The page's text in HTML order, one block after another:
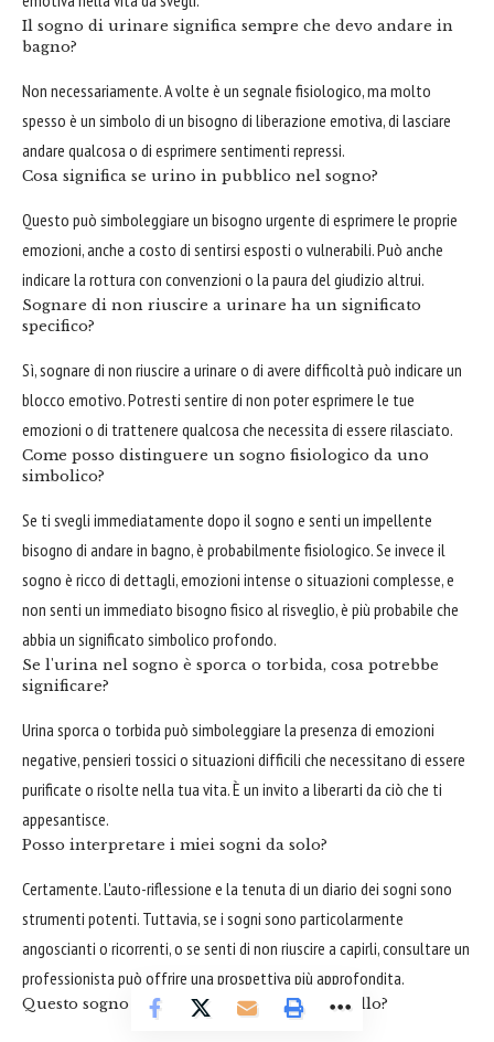
Il sogno di urinare significa sempre che devo andare in
bagno?
Non necessariamente. A volte è un segnale fisiologico, ma molto
spesso è un simbolo di un bisogno di liberazione emotiva, di lasciare
andare qualcosa o di esprimere sentimenti repressi.
Cosa significa se urino in pubblico nel sogno?
Questo può simboleggiare un bisogno urgente di esprimere le proprie
emozioni, anche a costo di sentirsi esposti o vulnerabili. Può anche
indicare la rottura con convenzioni o la paura del giudizio altrui.
Sognare di non riuscire a urinare ha un significato
specifico?
Sì, sognare di non riuscire a urinare o di avere difficoltà può indicare un
blocco emotivo. Potresti sentire di non poter esprimere le tue
emozioni o di trattenere qualcosa che necessita di essere rilasciato.
Come posso distinguere un sogno fisiologico da uno
simbolico?
Se ti svegli immediatamente dopo il sogno e senti un impellente
bisogno di andare in bagno, è probabilmente fisiologico. Se invece il
sogno è ricco di dettagli, emozioni intense o situazioni complesse, e
non senti un immediato bisogno fisico al risveglio, è più probabile che
abbia un significato simbolico profondo.
Se l'urina nel sogno è sporca o torbida, cosa potrebbe
significare?
Urina sporca o torbida può simboleggiare la presenza di emozioni
negative, pensieri tossici o situazioni difficili che necessitano di essere
purificate o risolte nella tua vita. È un invito a liberarti da ciò che ti
appesantisce.
Posso interpretare i miei sogni da solo?
Certamente. L'auto-riflessione e la tenuta di un diario dei sogni sono
strumenti potenti. Tuttavia, se i sogni sono particolarmente
angoscianti o ricorrenti, o se senti di non riuscire a capirli, consultare un
professionista può offrire una prospettiva più approfondita.
Questo sogno è legato a problemi di controllo?